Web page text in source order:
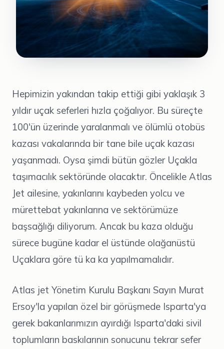
Hepimizin yakından takip ettiği gibi yaklaşık 3
yıldır uçak seferleri hızla çoğalıyor. Bu süreçte
100'ün üzerinde yaralanmalı ve ölümlü otobüs
kazası vakalarında bir tane bile uçak kazası
yaşanmadı. Oysa şimdi bütün gözler Uçakla
taşımacılık sektöründe olacaktır. Öncelikle Atlas
Jet ailesine, yakınlarını kaybeden yolcu ve
mürettebat yakınlarına ve sektörümüze
başsağlığı diliyorum. Ancak bu kaza olduğu
sürece bugüne kadar el üstünde olağanüstü
Uçaklara göre tü ka ka yapılmamalıdır.
Atlas jet Yönetim Kurulu Başkanı Sayın Murat
Ersoy'la yapılan özel bir görüşmede Isparta'ya
gerek bakanlarımızın ayırdığı Isparta'daki sivil
toplumların baskılarının sonucunu tekrar sefer